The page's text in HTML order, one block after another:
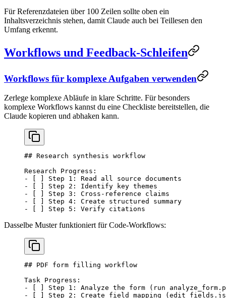
Für Referenzdateien über 100 Zeilen sollte oben ein
Inhaltsverzeichnis stehen, damit Claude auch bei Teillesen den
Umfang erkennt.
Workflows und Feedback-Schleifen
Workflows für komplexe Aufgaben verwenden
Zerlege komplexe Abläufe in klare Schritte. Für besonders
komplexe Workflows kannst du eine Checkliste bereitstellen, die
Claude kopieren und abhaken kann.
## Research synthesis workflow
Research Progress:
-
[ ] Step 1: Read all source documents
-
[ ] Step 2: Identify key themes
-
[ ] Step 3: Cross-reference claims
-
[ ] Step 4: Create structured summary
-
[ ] Step 5: Verify citations
Dasselbe Muster funktioniert für Code-Workflows:
## PDF form filling workflow
Task Progress:
-
[ ] Step 1: Analyze the form (run
-
[ ] Step 2: Create field mapping (edit